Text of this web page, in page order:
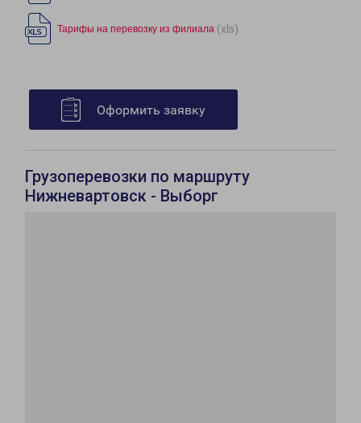
Тарифы на перевозку из филиала (xls)
Оформить заявку
Грузоперевозки по маршруту
Нижневартовск - Выборг